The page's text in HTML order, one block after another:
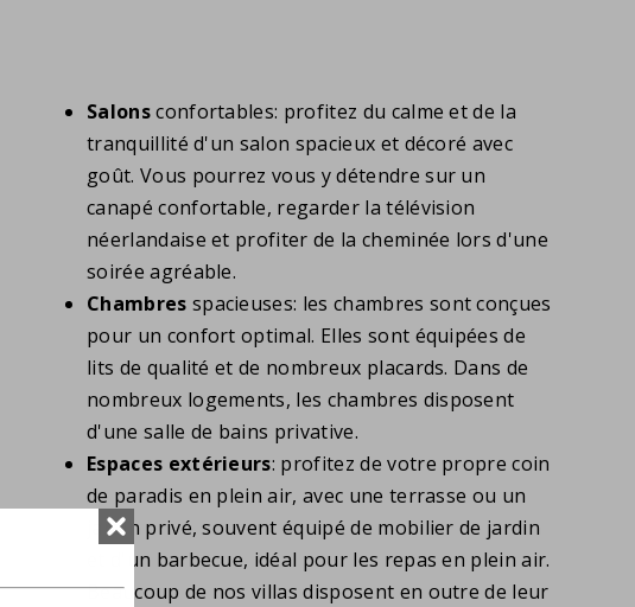
Salonsconfortables: profitez du calme et de la
tranquillité d'un salon spacieux et décoré avec
goût. Vous pourrez vous y détendre sur un
canapé confortable, regarder la télévision
néerlandaise et profiter de la cheminée lors d'une
soirée agréable.
Chambres spacieuses: les chambres sont conçues
pour un confort optimal. Elles sont équipées de
lits de qualité et de nombreux placards. Dans de
nombreux logements, les chambres disposent
d'une salle de bains privative.
Espaces extérieurs: profitez de votre propre coin
de paradis en plein air, avec une terrasse ou un
jardin privé, souvent équipé de mobilier de jardin
et d'un barbecue, idéal pour les repas en plein air.
Beaucoup de nos villas disposent en outre de leur